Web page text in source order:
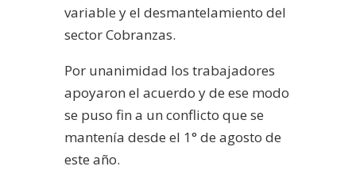
variable y el desmantelamiento del
sector Cobranzas.
Por unanimidad los trabajadores
apoyaron el acuerdo y de ese modo
se puso fin a un conflicto que se
mantenía desde el 1° de agosto de
este año.